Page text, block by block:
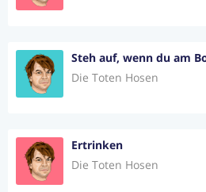
Steh auf, wenn du am
Die Toten Hosen
Ertrinken
Die Toten Hosen